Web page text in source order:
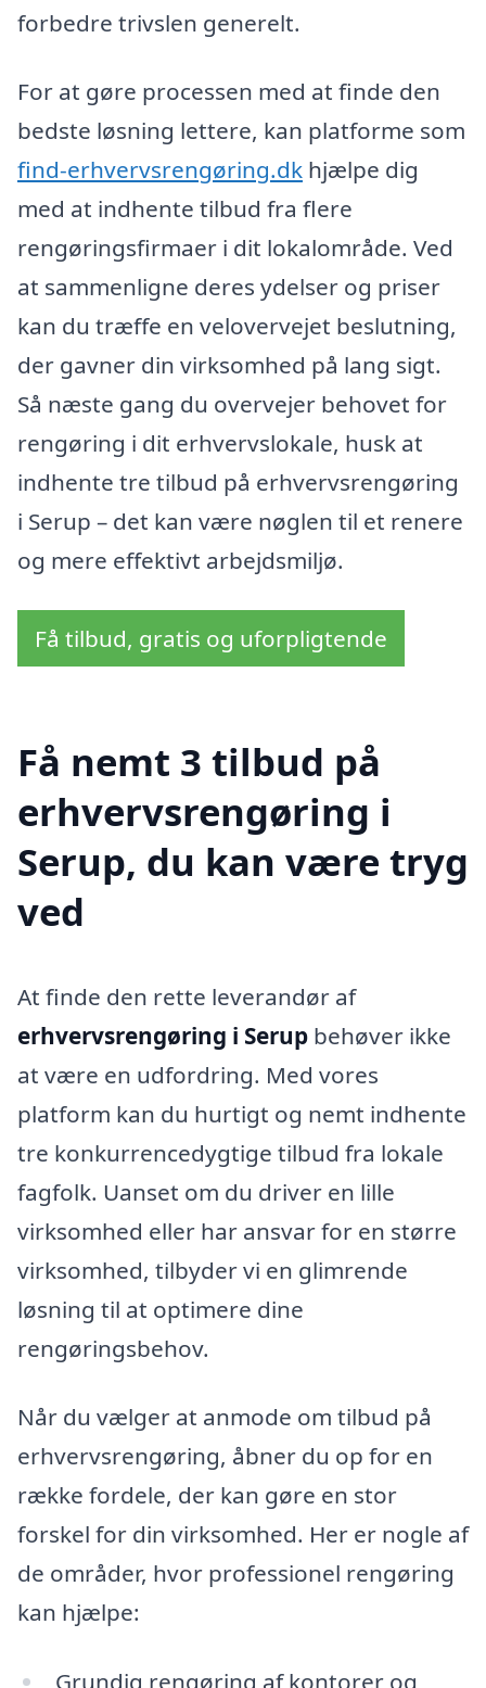
forbedre trivslen generelt.
For at gøre processen med at finde den
bedste løsning lettere, kan platforme som
find-erhvervsrengøring.dk hjælpe dig
med at indhente tilbud fra flere
rengøringsfirmaer i dit lokalområde. Ved
at sammenligne deres ydelser og priser
kan du træffe en velovervejet beslutning,
der gavner din virksomhed på lang sigt.
Så næste gang du overvejer behovet for
rengøring i dit erhvervslokale, husk at
indhente tre tilbud på erhvervsrengøring
i Serup – det kan være nøglen til et renere
og mere effektivt arbejdsmiljø.
Få tilbud, gratis og uforpligtende
Få nemt 3 tilbud på
erhvervsrengøring i
Serup, du kan være tryg
ved
At finde den rette leverandør af
erhvervsrengøring i Serup behøver ikke
at være en udfordring. Med vores
platform kan du hurtigt og nemt indhente
tre konkurrencedygtige tilbud fra lokale
fagfolk. Uanset om du driver en lille
virksomhed eller har ansvar for en større
virksomhed, tilbyder vi en glimrende
løsning til at optimere dine
rengøringsbehov.
Når du vælger at anmode om tilbud på
erhvervsrengøring, åbner du op for en
række fordele, der kan gøre en stor
forskel for din virksomhed. Her er nogle af
de områder, hvor professionel rengøring
kan hjælpe:
Grundig rengøring af kontorer og